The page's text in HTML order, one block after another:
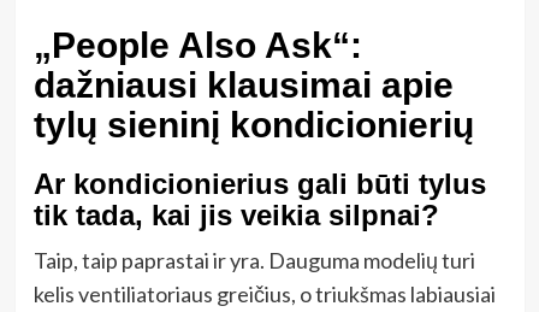
„People Also Ask“:
dažniausi klausimai apie
tylų sieninį kondicionierių
Ar kondicionierius gali būti tylus
tik tada, kai jis veikia silpnai?
Taip, taip paprastai ir yra. Dauguma modelių turi
kelis ventiliatoriaus greičius, o triukšmas labiausiai